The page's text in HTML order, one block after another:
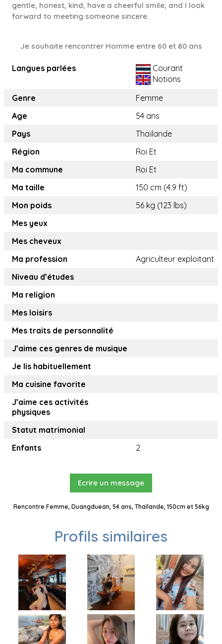
gentle, honest, kind, have a cheerful smile, and I look
forward to meeting someone sincere.
Je souhaite rencontrer Homme entre 60 et 80 ans
Langues parlées
Courant
Notions
Genre
Femme
Age
54 ans
Pays
Thaïlande
Région
Roi Et
Ma commune
Roi Et
Ma taille
150 cm (4.9 ft)
Mon poids
56 kg (123 lbs)
Mes yeux
Mes cheveux
Ma profession
Agriculteur exploitant
Niveau d’études
Ma religion
Mes loisirs
Mes traits de personnalité
J’aime ces genres de musique
Je lis habituellement
Ma cuisine favorite
J’aime ces activités
physiques
Statut matrimonial
Enfants
2
Ecrire un message
Rencontre Femme, Duangduean, 54 ans, Thaïlande, 150cm et 56kg
Profils similaires